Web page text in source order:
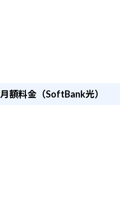
対象商
月額料金（SoftBank光）